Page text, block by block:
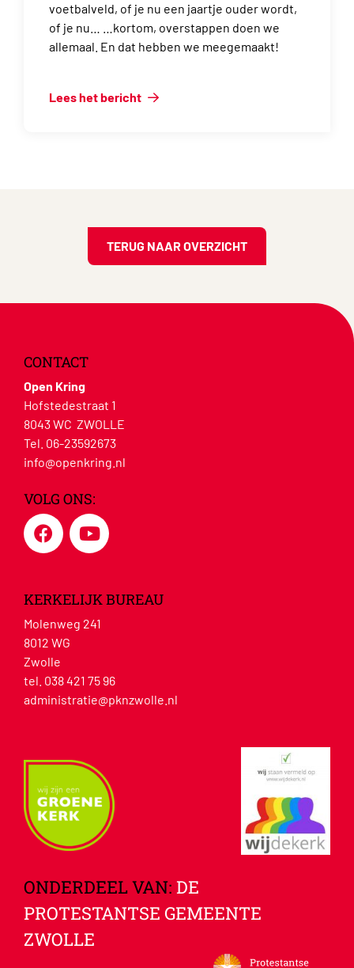
voetbalveld, of je nu een jaartje ouder wordt,
of je nu… …kortom, overstappen doen we
allemaal. En dat hebben we meegemaakt!
Lees het bericht
TERUG NAAR OVERZICHT
CONTACT
Open Kring
Hofstedestraat 1
8043 WC ZWOLLE
Tel. 06-23592673
info@openkring.nl
VOLG ONS:
KERKELIJK BUREAU
Molenweg 241
8012 WG
Zwolle
tel. 038 421 75 96
administratie@pknzwolle.nl
ONDERDEEL VAN: DE
PROTESTANTSE GEMEENTE
ZWOLLE